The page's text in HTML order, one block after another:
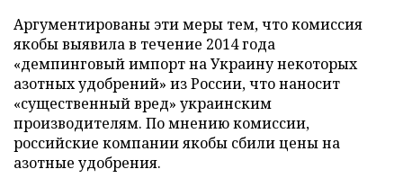
Аргументированы эти меры тем, что комиссия
якобы выявила в течение 2014 года
«демпинговый импорт на Украину некоторых
азотных удобрений» из России, что наносит
«существенный вред» украинским
производителям. По мнению комиссии,
российские компании якобы сбили цены на
азотные удобрения.